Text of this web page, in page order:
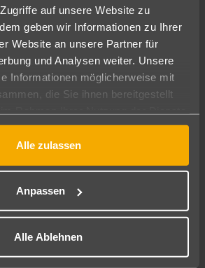
auf unsere Website zu
geben wir Informationen zu Ihrer
Website an unsere Partner für
und Analysen weiter. Unsere
Informationen möglicherweise mit
die Sie ihnen bereitgestellt
Alle zulassen
Anpassen
Alle Ablehnen
/ Burgas / Nessebar
Mar
ab958€